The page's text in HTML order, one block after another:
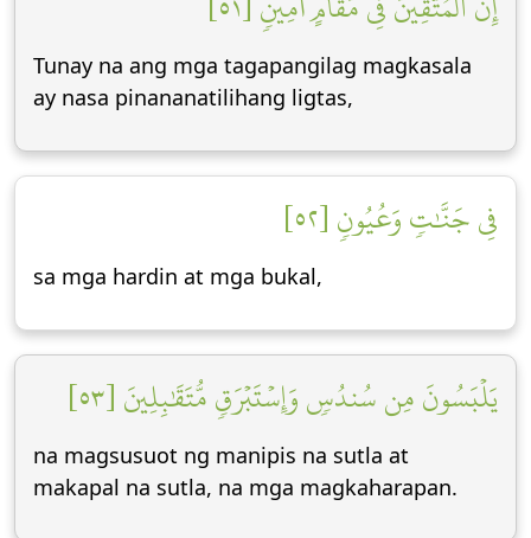
Tunay na ang mga tagapangilag magkasala
ay nasa pinananatilihang ligtas,
فِي جَنَّٰتٖ وَعُيُونٖ [٥٢]
sa mga hardin at mga bukal,
يَلۡبَسُونَ مِن سُندُسٖ وَإِسۡتَبۡرَقٖ مُّتَقَٰبِلِينَ [٥٣]
na magsusuot ng manipis na sutla at
makapal na sutla, na mga magkaharapan.